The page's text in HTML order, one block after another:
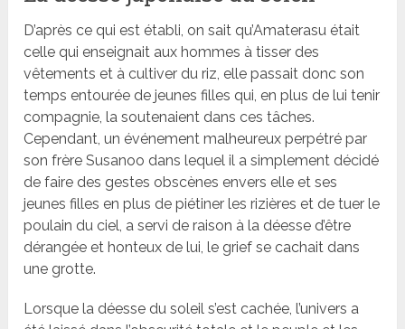
D’après ce qui est établi, on sait qu’Amaterasu était
celle qui enseignait aux hommes à tisser des
vêtements et à cultiver du riz, elle passait donc son
temps entourée de jeunes filles qui, en plus de lui tenir
compagnie, la soutenaient dans ces tâches.
Cependant, un événement malheureux perpétré par
son frère Susanoo dans lequel il a simplement décidé
de faire des gestes obscènes envers elle et ses
jeunes filles en plus de piétiner les rizières et de tuer le
poulain du ciel, a servi de raison à la déesse d’être
dérangée et honteux de lui, le grief se cachait dans
une grotte.
Lorsque la déesse du soleil s’est cachée, l’univers a